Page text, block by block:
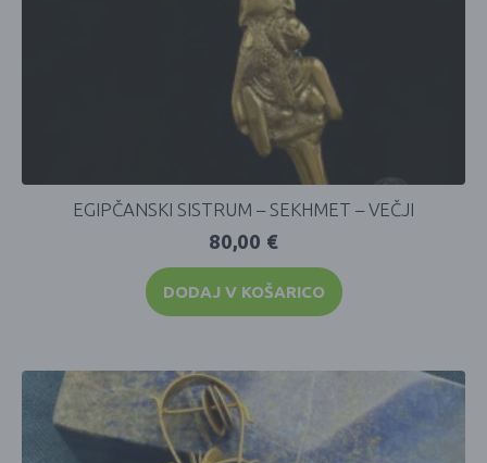
EGIPČANSKI SISTRUM – SEKHMET – VEČJI
80,00 €
DODAJ V KOŠARICO